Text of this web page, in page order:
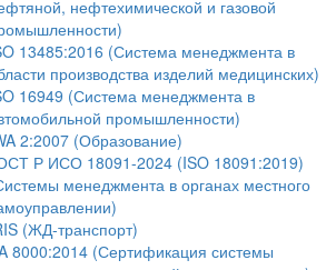
нефтехимической и газовой
13485:2016 (Система менеджмента в
производства изделий медицинских)
16949 (Система менеджмента в
промышленности)
2:2007 (Образование)
Р ИСО 18091-2024 (ISO 18091:2019)
менеджмента в органах местного
(ЖД-транспорт)
8000:2014 (Сертификация системы